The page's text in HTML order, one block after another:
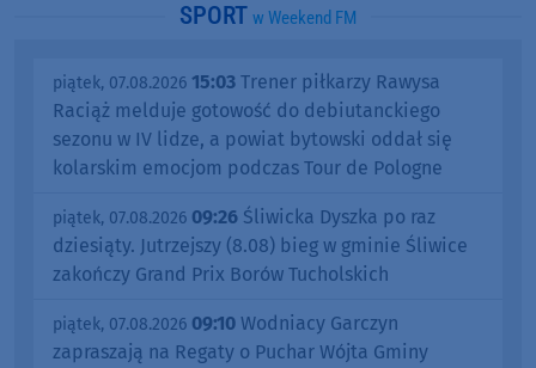
SPORT w Weekend FM
piątek, 07.08.2026 15:03 Trener piłkarzy Rawysa
Raciąż melduje gotowość do debiutanckiego
sezonu w IV lidze, a powiat bytowski oddał się
kolarskim emocjom podczas Tour de Pologne
piątek, 07.08.2026 09:26 Śliwicka Dyszka po raz
dziesiąty. Jutrzejszy (8.08) bieg w gminie Śliwice
zakończy Grand Prix Borów Tucholskich
piątek, 07.08.2026 09:10 Wodniacy Garczyn
zapraszają na Regaty o Puchar Wójta Gminy